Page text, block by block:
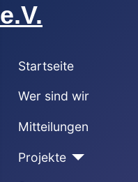
e.V.
Startseite
Wer sind wir
Mitteilungen
Projekte